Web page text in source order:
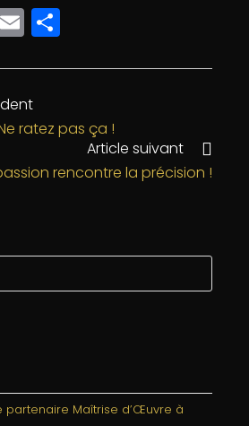
E
m
ai
l
rt
g
e
ratez pas ça !
Article suivant
rencontre la précision !
partenaire Maîtrise d’Œuvre à